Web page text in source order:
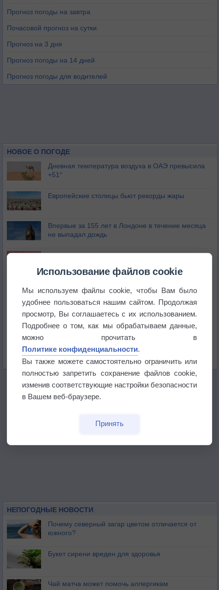
Прогноз погоды на завтра
Почасовой прогноз на сутки
Прогноз на 3 дня
Прогноз погоды на 14 дней
Прогноз погоды для водителей
НОВОЕ О ПОГОДЕ
Дневная температура воздуха в ОАЭ превысила
+51°
Европейские столицы бьют рекорды жары
Впервые за 155 лет в Лондоне в течение месяца
не выпадал дождь
Лето продолжит щедро раздавать своё тепло!
Погода в Краснодаре 5 августа
Погода в Санкт-Петербурге 5 августа
НЕПОГОДНЫЕ НОВОСТИ
Почему северный загар цветом отличается от
южного?
Букет сирени вреден для здоровья
Чай матча может помочь аллергикам
Использование файлов cookie
Мы используем файлы cookie, чтобы Вам было
удобнее пользоваться нашим сайтом. Продолжая
просмотр, Вы соглашаетесь с их использованием.
Подробнее о том, как мы обрабатываем данные,
можно прочитать в
Политике конфиденциальности.
Вы также можете самостоятельно ограничить или
полностью запретить сохранение файлов cookie,
изменив соответствующие настройки безопасности
в Вашем веб-браузере.
Принять